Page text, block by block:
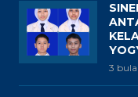
3